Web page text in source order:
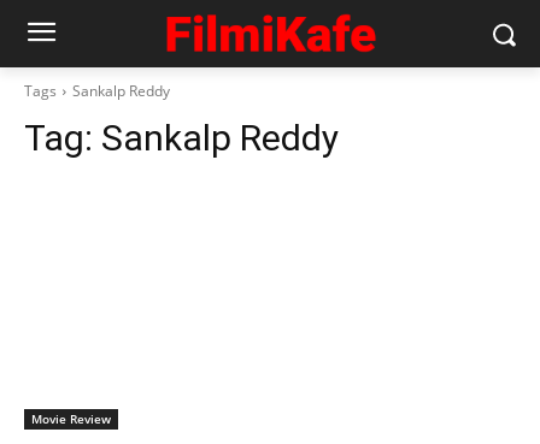
Tags Sankalp Reddy
Tag: Sankalp Reddy
Movie Review